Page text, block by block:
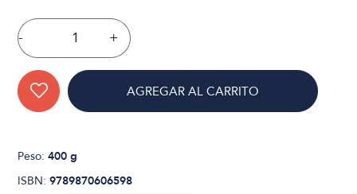
- +
AGREGAR AL CARRITO
Peso:400 g
ISBN:9789870606598